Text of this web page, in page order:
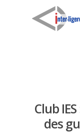
Club
des